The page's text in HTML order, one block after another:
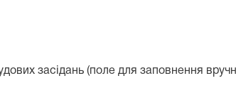
засідань (поле для заповнення